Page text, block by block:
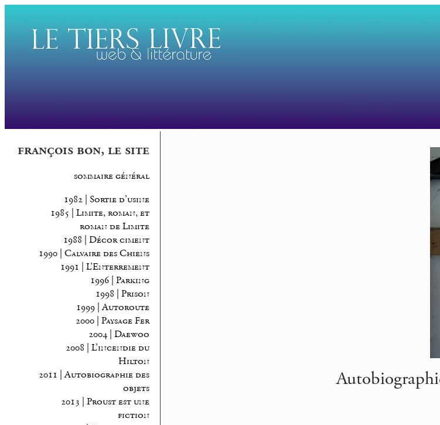
françois bon, le site
sommaire général
1982 | Sortie d’usine
1985 | Limite, roman, et
roman de Limite
1988 | Décor ciment
1990 | Calvaire des Chiens
1991 | L’Enterrement
1996 | Parking
1998 | Prison
1999 | Autoroute
2000 | Paysage Fer
2004 | Daewoo
2008 | L’incendie du
Hilton
2011 | Autobiographie des
objets
2013 | Proust est une
fiction